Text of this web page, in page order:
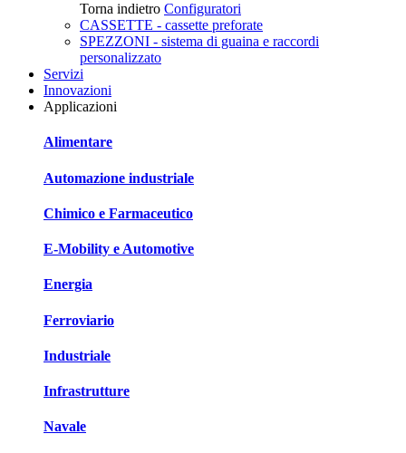
Torna indietro Configuratori
CASSETTE - cassette preforate
SPEZZONI - sistema di guaina e raccordi
personalizzato
Servizi
Innovazioni
Applicazioni
Alimentare
Automazione industriale
Chimico e Farmaceutico
E-Mobility e Automotive
Energia
Ferroviario
Industriale
Infrastrutture
Navale